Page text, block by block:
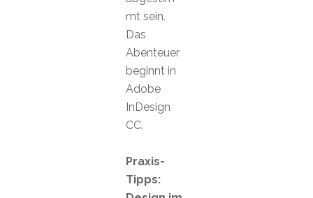
mt sein.
Das
Abenteuer
beginnt in
Adobe
InDesign
CC.
Praxis-
Tipps: